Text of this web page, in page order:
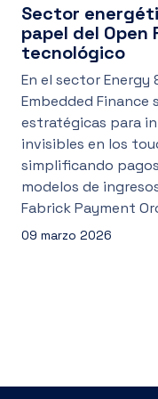
Sector
papel del Open
tecnológico
En el sector Energy
Embedded Finance
estratégicas para
invisibles en los
simplificando
modelos de
Fabrick Payment
09 marzo 2026